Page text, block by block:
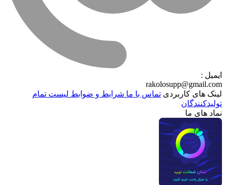
ایمیل :
rakolosupp@gmail.com
لینک های کاربردی تماس با ماشرایط و ضوابطلیست تمام
تولیدکنندگان
نماد های ما